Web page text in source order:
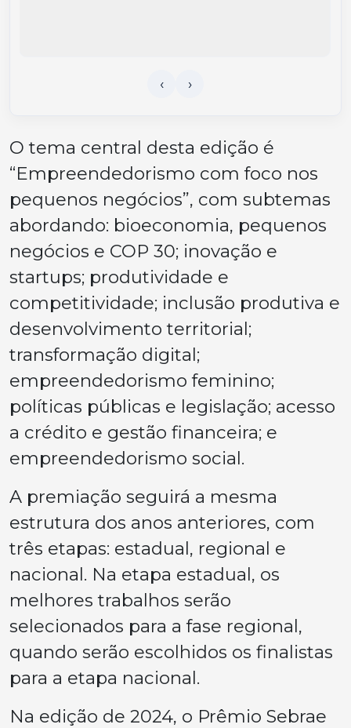
O tema central desta edição é
“Empreendedorismo com foco nos
pequenos negócios”, com subtemas
abordando: bioeconomia, pequenos
negócios e COP 30; inovação e
startups; produtividade e
competitividade; inclusão produtiva e
desenvolvimento territorial;
transformação digital;
empreendedorismo feminino;
políticas públicas e legislação; acesso
a crédito e gestão financeira; e
empreendedorismo social.
A premiação seguirá a mesma
estrutura dos anos anteriores, com
três etapas: estadual, regional e
nacional. Na etapa estadual, os
melhores trabalhos serão
selecionados para a fase regional,
quando serão escolhidos os finalistas
para a etapa nacional.
Na edição de 2024, o Prêmio Sebrae